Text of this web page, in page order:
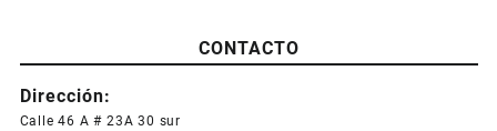
CONTACTO
Dirección:
Calle 46 A # 23A 30 sur